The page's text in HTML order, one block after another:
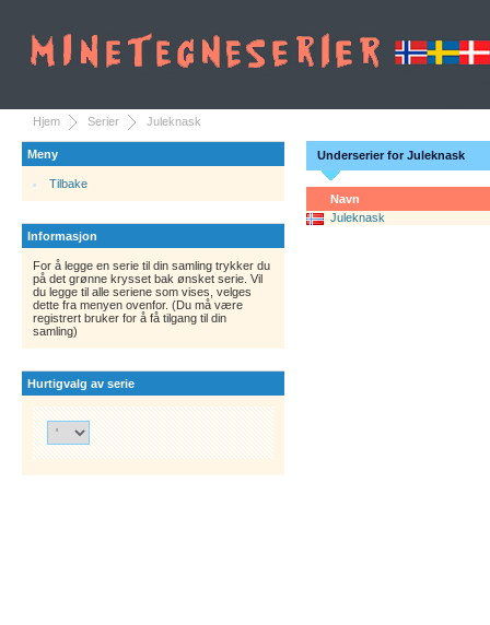
Hjem Serier Juleknask
Meny
Tilbake
Informasjon
For å legge en serie til din samling trykker du
på det grønne krysset bak ønsket serie. Vil
du legge til alle seriene som vises, velges
dette fra menyen ovenfor. (Du må være
registrert bruker for å få tilgang til din
samling)
Hurtigvalg av serie
Underserier for Juleknask
Navn
Juleknask